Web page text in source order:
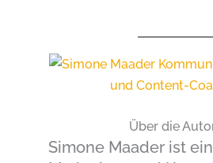
Über die
Simone Maader ist